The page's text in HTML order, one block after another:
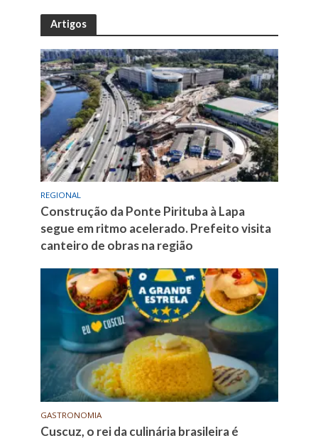
Artigos
REGIONAL
Construção da Ponte Pirituba à Lapa
segue em ritmo acelerado. Prefeito visita
canteiro de obras na região
GASTRONOMIA
Cuscuz, o rei da culinária brasileira é